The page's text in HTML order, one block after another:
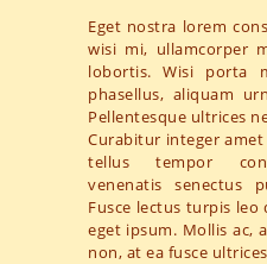
Eget nostra lorem
wisi mi, ullamcorper
lobortis. Wisi porta
phasellus, aliquam
Pellentesque ultrices
Curabitur integer
tellus tempor
venenatis senectus
Fusce lectus turpis
eget ipsum. Mollis ac,
non, at ea fusce